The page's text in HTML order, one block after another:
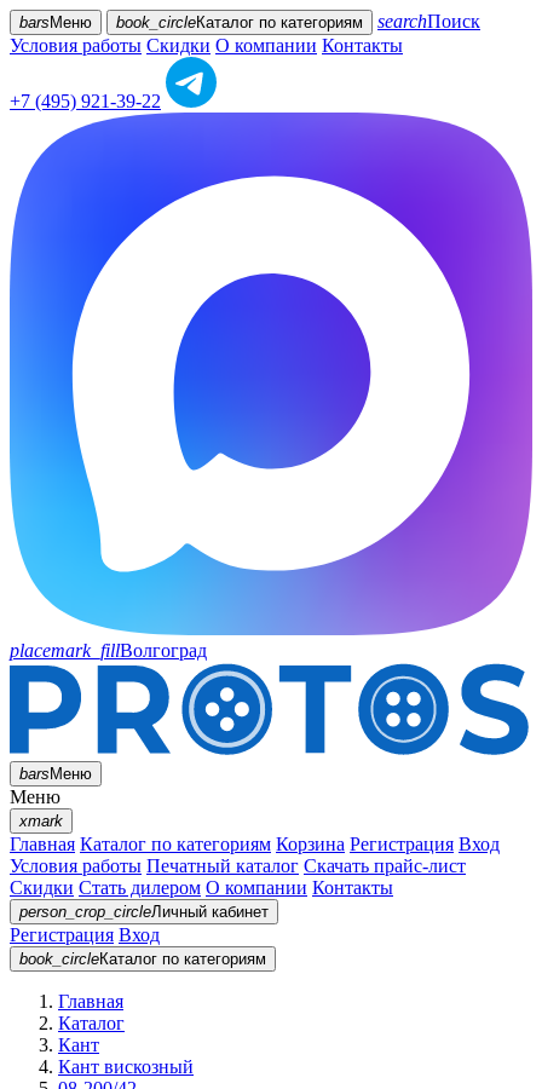
bars Меню book_circleКаталог по категориям searchПоиск
Условия работы Скидки О компании Контакты
+7 (495) 921-39-22
placemark_fillВолгоград
barsМеню
Меню
xmark
Главная Каталог по категориям Корзина Регистрация Вход
Условия работы Печатный каталог Скачать прайс-лист
Скидки Стать дилером О компании Контакты
person_crop_circleЛичный кабинет
Регистрация Вход
book_circleКаталог по категориям
Главная
Каталог
Кант
Кант вискозный